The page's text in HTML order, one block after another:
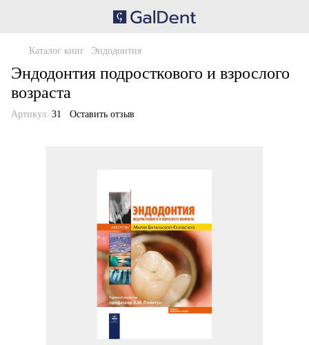
Каталог книг Эндодонтия
Эндодонтия подросткового и взрослого
возраста
Артикул: 31 Оставить отзыв